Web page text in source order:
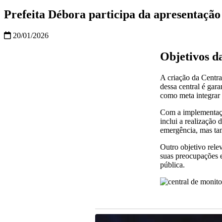
Prefeita Débora participa da
20/01/2026
Objetivos
A criação da
dessa central é
como meta
Com a
inclui a realização
emergência, mas
Outro objetivo
suas
pública.